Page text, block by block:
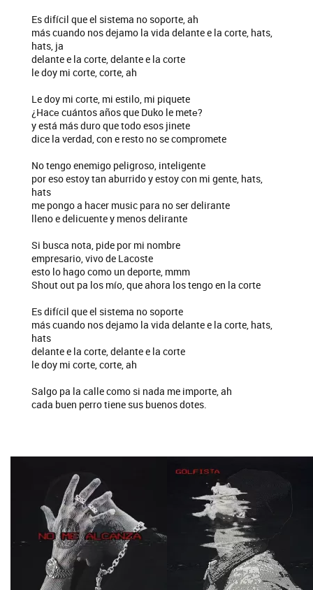
Es difícil que el sistema no soporte, ah
más cuando nos dejamo la vida delante e la corte, hats,
hats, ja
delante e la corte, delante e la corte
le doy mi corte, corte, ah
Le doy mi corte, mi estilo, mi piquete
¿Hacе cuántos años que Duko le metе?
y está más duro que todo esos jinete
dice la verdad, con e resto no se compromete
No tengo enemigo peligroso, inteligente
por eso estoy tan aburrido y estoy con mi gente, hats,
hats
me pongo a hacer music para no ser delirante
lleno e delicuente y menos delirante
Si busca nota, pide por mi nombre
empresario, vivo de Lacoste
esto lo hago como un deporte, mmm
Shout out pa los mío, que ahora los tengo en la corte
Es difícil que el sistema no soporte
más cuando nos dejamo la vida delante e la corte, hats,
hats
delante e la corte, delante e la corte
le doy mi corte, corte, ah
Salgo pa la calle como si nada me importe, ah
cada buen perro tiene sus buenos dotes.